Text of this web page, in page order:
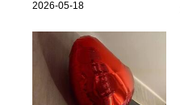
2026-05-18